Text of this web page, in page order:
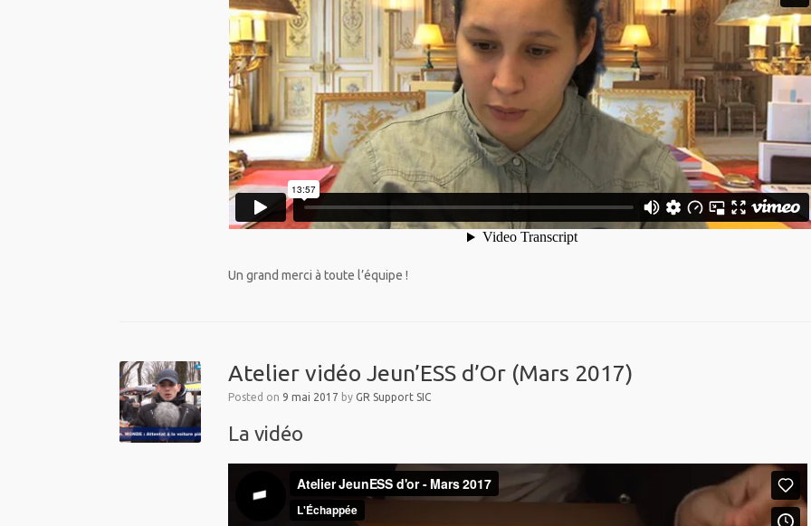
Un grand merci à toute l’équipe !
Atelier vidéo Jeun’ESS d’Or (Mars 2017)
Posted on 9 mai 2017 byGR Support SIC
La vidéo